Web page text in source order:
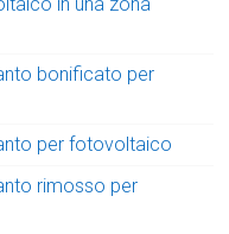
bonificato per
per fotovoltaico
rimosso per